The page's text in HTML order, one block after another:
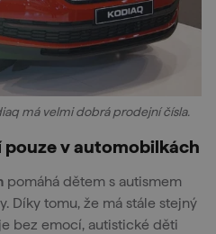
má velmi dobrá prodejní čísla.
v automobilkách
pomáhá dětem s autismem
Díky tomu, že má stále stejný
bez emocí, autistické děti